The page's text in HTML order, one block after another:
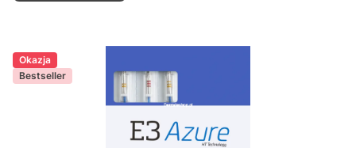
Okazja
Bestseller